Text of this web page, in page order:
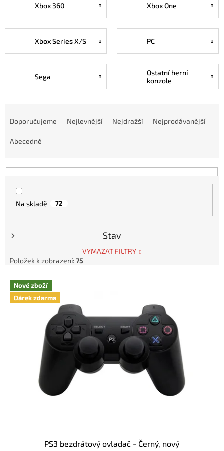
Xbox 360 Xbox One
Xbox Series X/S PC
Sega
Ostatní herní
konzole
p
Doporučujeme Nejlevnější Nejdražší Nejprodávanější
Abecedně
Na skladě 72
Stav
VYMAZAT FILTRY
Položek k zobrazení:75
V
p
Nové zboží
Dárek zdarma
PS3 bezdrátový ovladač - Černý, nový